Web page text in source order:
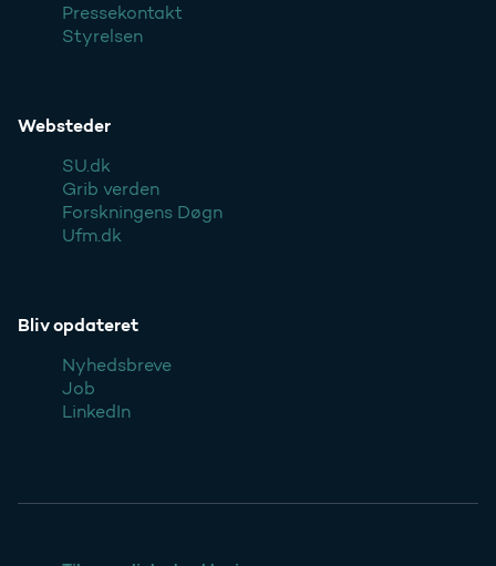
Pressekontakt
Styrelsen
Websteder
SU.dk
Grib verden
Forskningens Døgn
Ufm.dk
Bliv opdateret
Nyhedsbreve
Job
LinkedIn